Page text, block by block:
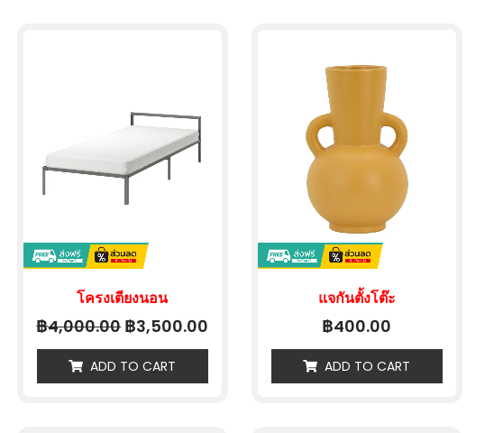
โครงเตียงนอน
฿4,000.00฿3,500.00
ADD TO CART
แจกันตั้งโต๊ะ
฿400.00
ADD TO CART